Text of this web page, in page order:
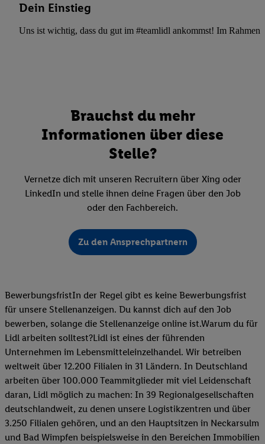
Dein Einstieg
Uns ist wichtig, dass du gut im #teamlidl ankommst! Im Rahmen
Brauchst du mehr
Informationen über diese
Stelle?
Vernetze dich mit unseren Recruitern über Xing oder
LinkedIn und stelle ihnen deine Fragen über den Job
oder den Fachbereich.
Zu den Ansprechpartnern
BewerbungsfristIn der Regel gibt es keine Bewerbungsfrist
für unsere Stellenanzeigen. Du kannst dich auf den Job
bewerben, solange die Stellenanzeige online ist.Warum du für
Lidl arbeiten solltest?Lidl ist eines der führenden
Unternehmen im Lebensmitteleinzelhandel. Wir betreiben
weltweit über 12.200 Filialen in 31 Ländern. In Deutschland
arbeiten über 100.000 Teammitglieder mit viel Leidenschaft
daran, Lidl möglich zu machen: In 39 Regionalgesellschaften
deutschlandweit, zu denen unsere Logistikzentren und über
3.250 Filialen gehören, und an den Hauptsitzen in Neckarsulm
und Bad Wimpfen beispielsweise in den Bereichen Immobilien